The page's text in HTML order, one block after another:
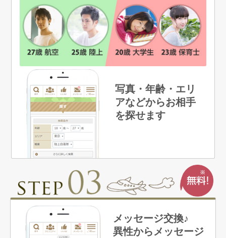
写真・年齢・エリ
アなどからお相手
を探せます
メッセージ交換♪
異性からメッセージ